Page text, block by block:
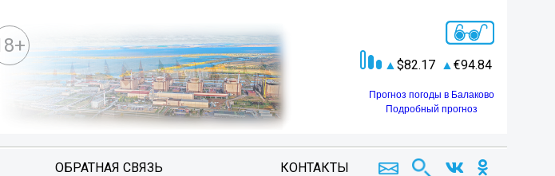
82.17 94.84
Прогноз погоды в Балаково
Подробный прогноз
ОБРАТНАЯ СВЯЗЬ КОНТАКТЫ